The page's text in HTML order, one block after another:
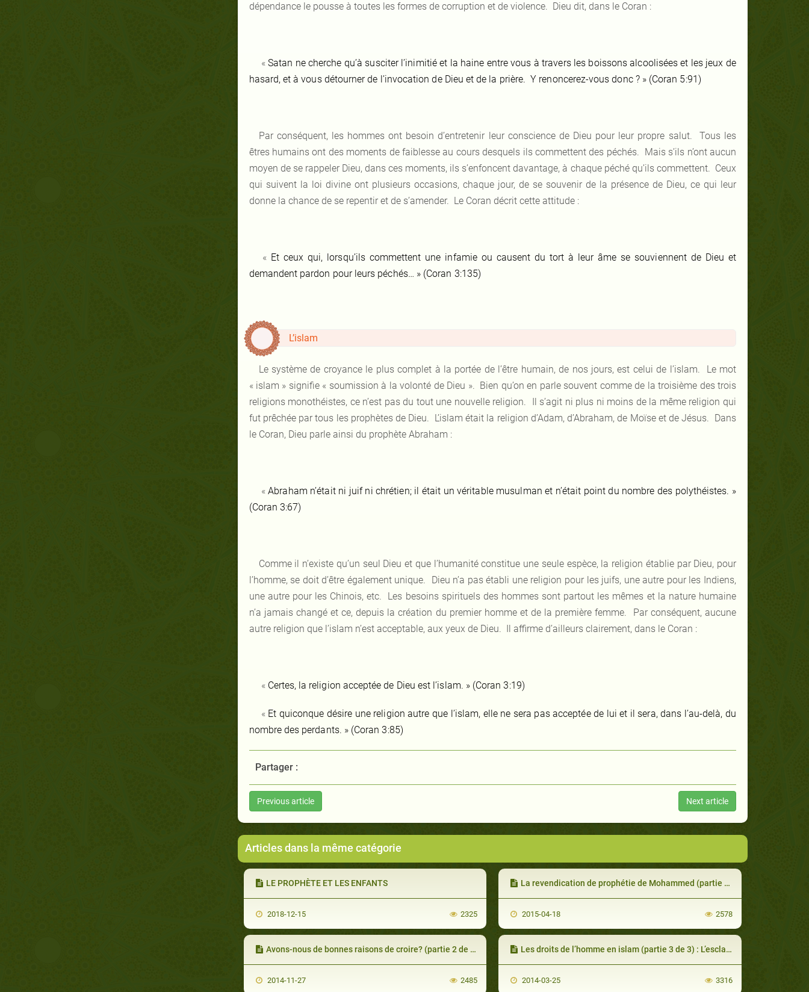
dépendance le pousse à toutes les formes de corruption et de violence. Dieu dit, dans le Coran :
« Satan ne cherche qu’à susciter l’inimitié et la haine entre vous à travers les boissons alcoolisées et les jeux de
hasard, et à vous détourner de l’invocation de Dieu et de la prière. Y renoncerez-vous donc ? » (Coran 5:91)
Par conséquent, les hommes ont besoin d’entretenir leur conscience de Dieu pour leur propre salut. Tous les
êtres humains ont des moments de faiblesse au cours desquels ils commettent des péchés. Mais s’ils n’ont aucun
moyen de se rappeler Dieu, dans ces moments, ils s’enfoncent davantage, à chaque péché qu’ils commettent. Ceux
qui suivent la loi divine ont plusieurs occasions, chaque jour, de se souvenir de la présence de Dieu, ce qui leur
donne la chance de se repentir et de s’amender. Le Coran décrit cette attitude :
« Et ceux qui, lorsqu’ils commettent une infamie ou causent du tort à leur âme se souviennent de Dieu et
demandent pardon pour leurs péchés… » (Coran 3:135)
L’islam
Le système de croyance le plus complet à la portée de l’être humain, de nos jours, est celui de l’islam. Le mot
« islam » signifie « soumission à la volonté de Dieu ». Bien qu’on en parle souvent comme de la troisième des trois
religions monothéistes, ce n’est pas du tout une nouvelle religion. Il s’agit ni plus ni moins de la même religion qui
fut prêchée par tous les prophètes de Dieu. L’islam était la religion d’Adam, d’Abraham, de Moïse et de Jésus. Dans
le Coran, Dieu parle ainsi du prophète Abraham :
«Abraham n’était ni juif ni chrétien; il était un véritable musulman et n’était point du nombre des polythéistes. »
(Coran 3:67)
Comme il n’existe qu’un seul Dieu et que l’humanité constitue une seule espèce, la religion établie par Dieu, pour
l’homme, se doit d’être également unique. Dieu n’a pas établi une religion pour les juifs, une autre pour les Indiens,
une autre pour les Chinois, etc. Les besoins spirituels des hommes sont partout les mêmes et la nature humaine
n’a jamais changé et ce, depuis la création du premier homme et de la première femme. Par conséquent, aucune
autre religion que l’islam n’est acceptable, aux yeux de Dieu. Il affirme d’ailleurs clairement, dans le Coran :
« Certes, la religion acceptée de Dieu est l’islam. » (Coran 3:19)
« Et quiconque désire une religion autre que l’islam, elle ne sera pas acceptée de lui et il sera, dans l’au-delà, du
nombre des perdants. » (Coran 3:85)
Partager :
Previous article Next article
Articles dans la même catégorie
LE PROPHÈTE ET LES ENFANTS
2018-12-15 2325
La revendication de prophétie de Mohammed (partie 3 de 3): Était-il fou, poète ou sorcier?
2015-04-18 2578
Avons-nous de bonnes raisons de croire? (partie 2 de 2)
2014-11-27 2485
Les droits de l’homme en islam (partie 3 de 3) : L’esclavage et la torture
2014-03-25 3316